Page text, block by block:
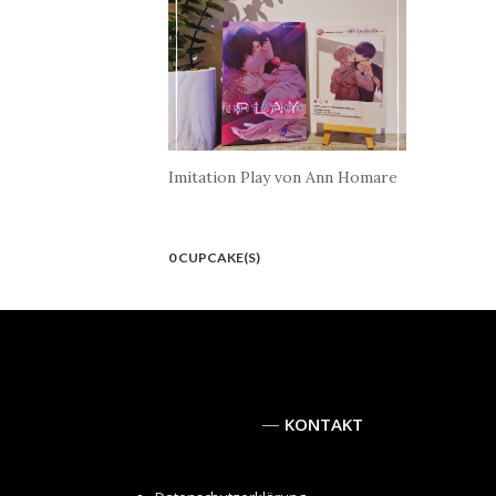
Imitation Play von Ann Homare
0 CUPCAKE(S)
KONTAKT